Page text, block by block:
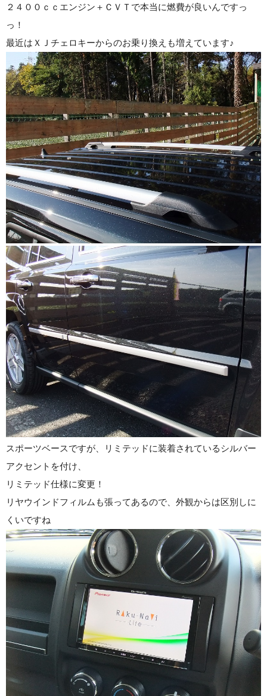
２４００ｃｃエンジン＋ＣＶＴで本当に燃費が良いんですっ
っ！
最近はＸＪチェロキーからのお乗り換えも増えています♪
スポーツベースですが、リミテッドに装着されているシルバー
アクセントを付け、
リミテッド仕様に変更！
リヤウインドフィルムも張ってあるので、外観からは区別しに
くいですね